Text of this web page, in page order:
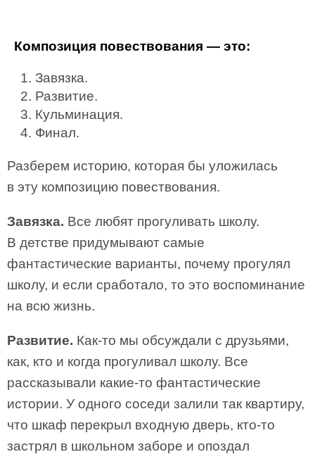
Композиция повествования — это:
Завязка.
Развитие.
Кульминация.
Финал.
Разберем историю, которая бы уложилась
в эту композицию повествования.
Завязка. Все любят прогуливать школу.
В детстве придумывают самые
фантастические варианты, почему прогулял
школу, и если сработало, то это воспоминание
на всю жизнь.
Развитие. Как-то мы обсуждали с друзьями,
как, кто и когда прогуливал школу. Все
рассказывали какие-то фантастические
истории. У одного соседи залили так квартиру,
что шкаф перекрыл входную дверь, кто-то
застрял в школьном заборе и опоздал